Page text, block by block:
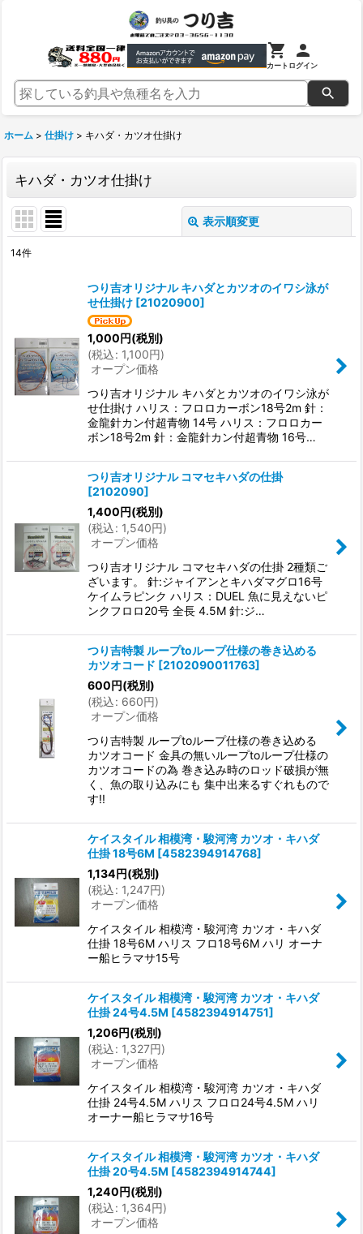
カートログイン
ホーム > 仕掛け > キハダ・カツオ仕掛け
キハダ・カツオ仕掛け
表示順変更
絞り込む
14件
つり吉オリジナル キハダとカツオのイワシ泳が
せ仕掛け [21020900]
1,000円(税別)
(税込: 1,100円)
オープン価格
つり吉オリジナル キハダとカツオのイワシ泳が
せ仕掛け ハリス：フロロカーボン18号2m 針：
金龍針カン付超青物 14号 ハリス：フロロカー
ボン18号2m 針：金龍針カン付超青物 16号…
つり吉オリジナル コマセキハダの仕掛
[2102090]
1,400円(税別)
(税込: 1,540円)
オープン価格
つり吉オリジナル コマセキハダの仕掛 2種類ご
ざいます。 針:ジャイアンとキハダマグロ16号
ケイムラピンク ハリス：DUEL 魚に見えないピ
ンクフロロ20号 全長 4.5M 針:ジ…
つり吉特製 ループtoループ仕様の巻き込める
カツオコード [2102090011763]
600円(税別)
(税込: 660円)
オープン価格
つり吉特製 ループtoループ仕様の巻き込める
カツオコード 金具の無いループtoループ仕様の
カツオコードの為 巻き込み時のロッド破損が無
く、魚の取り込みにも 集中出来るすぐれもので
す!!
ケイスタイル 相模湾・駿河湾 カツオ・キハダ
仕掛 18号6M [4582394914768]
1,134円(税別)
(税込: 1,247円)
オープン価格
ケイスタイル 相模湾・駿河湾 カツオ・キハダ
仕掛 18号6M ハリス フロ18号6M ハリ オーナ
ー船ヒラマサ15号
ケイスタイル 相模湾・駿河湾 カツオ・キハダ
仕掛 24号4.5M [4582394914751]
1,206円(税別)
(税込: 1,327円)
オープン価格
ケイスタイル 相模湾・駿河湾 カツオ・キハダ
仕掛 24号4.5M ハリス フロロ24号4.5M ハリ
オーナー船ヒラマサ16号
ケイスタイル 相模湾・駿河湾 カツオ・キハダ
仕掛 20号4.5M [4582394914744]
1,240円(税別)
(税込: 1,364円)
オープン価格